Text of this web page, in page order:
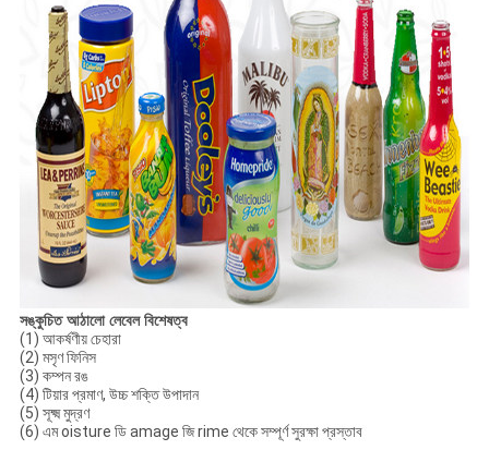
সঙ্কুচিত আঠালো লেবেল বিশেষত্ব
(1) আকর্ষণীয় চেহারা
(2) মসৃণ ফিনিস
(3) কম্পন রঙ
(4) টিয়ার প্রমাণ, উচ্চ শক্তি উপাদান
(5) সূক্ষ্ম মুদ্রণ
(6) এমoisture ডিamage জিrime থেকে সম্পূর্ণ সুরক্ষা প্রস্তাব